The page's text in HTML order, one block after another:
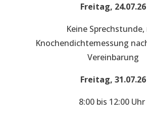
Freitag, 24.07.26
Keine
Knochendichtemessung
Vereinbarung
Freitag, 31.07.26
8:00 bis 12:00 Uhr